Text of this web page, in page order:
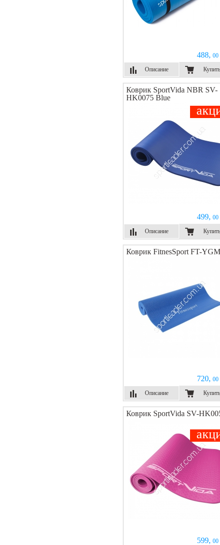
488, 00
Описание
Купить
Коврик SportVida NBR SV-
HK0075 Blue
499, 00
Описание
Купить
Коврик FitnesSport FT-
720, 00
Описание
Купить
Коврик SportVida SV-
599, 00